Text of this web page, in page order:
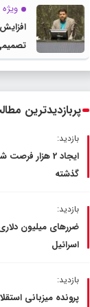
ویژه
پربازدیدترین
بازدید:
گذشته
بازدید:
ضررهای میلیون
اسرائیل
بازدید:
پرونده میزبانی